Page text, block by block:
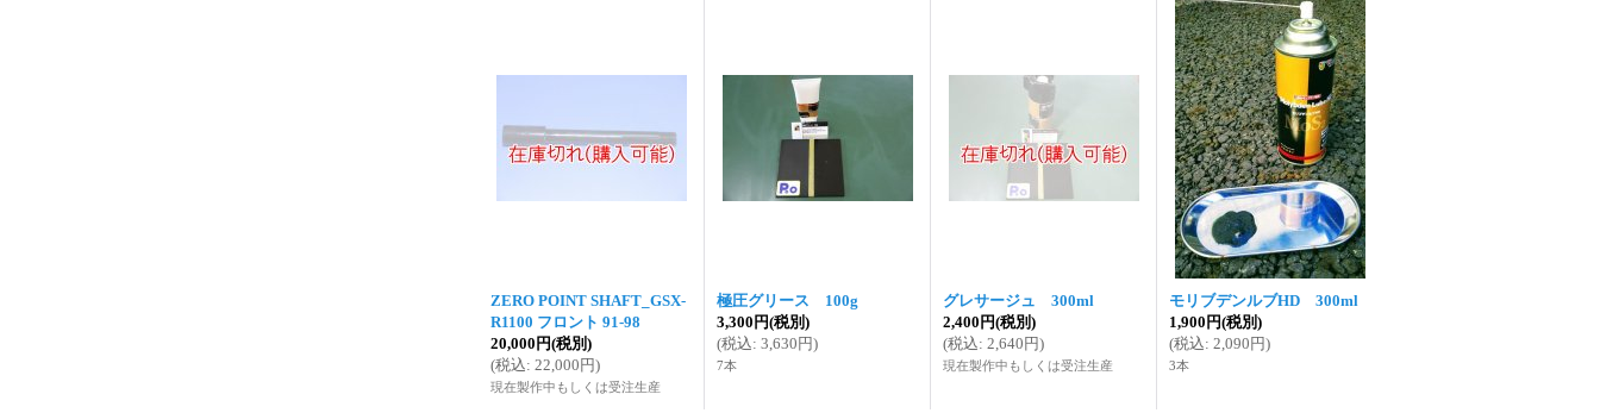
ZERO POINT SHAFT_GSX-
R1100 フロント 91-98
20,000円(税別)
(税込: 22,000円)
現在製作中もしくは受注生産
極圧グリース 100g
3,300円(税別)
(税込: 3,630円)
7本
グレサージュ 300ml
2,400円(税別)
(税込: 2,640円)
現在製作中もしくは受注生産
モリブデンルブHD 300ml
1,900円(税別)
(税込: 2,090円)
3本